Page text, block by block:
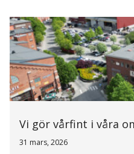
Vi gör vårfint i våra
31 mars, 2026